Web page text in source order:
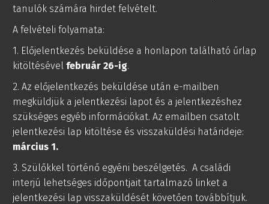
tanulók számára hirdet felvételt.
A felvételi folyamata:
1. Előjelentkezés beküldése a honlapon található űrlap
kitöltésével február 26-ig.
2. Az előjelentkezés beküldése után e-mailben
megküldjük a jelentkezési lapot és a jelentkezéshez
szükséges egyéb információkat. Az emailben csatolt
jelentkezési lap kitöltése és visszaküldési határideje:
március 1.
3. Szülőkkel történő egyéni beszélgetés. A családi
interjú lehetséges időpontjait tartalmazó linket a
jelentkezési lap visszaküldését követően továbbítjuk.